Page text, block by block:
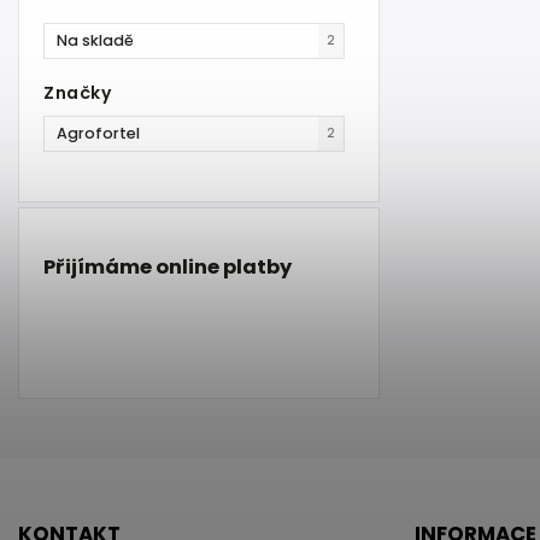
Na skladě 2
Značky
Agrofortel 2
Přijímáme online platby